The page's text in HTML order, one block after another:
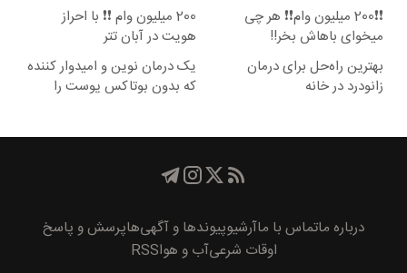
❗❗200 میلیون وام❗❗ هر چی
میخوای باهاش بخر!!
200 میلیون وام ❗❗ با احراز
هویت در آبان تتر
بهترین راه‌حل برای درمان
زانودرد در خانه
یک درمان نوین و امیدوار کننده
که بدون بوتاکس پوست را
درباره ماتماس با ماآرشیوپیوند‌ها و آگهی‌هاپرسش و پاسخ
اوقات شرعیآب و هواRSS